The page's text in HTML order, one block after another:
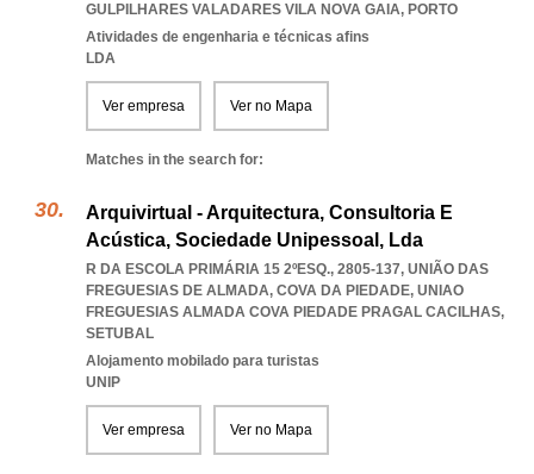
GULPILHARES VALADARES VILA NOVA GAIA, PORTO
Atividades de engenharia e técnicas afins
LDA
Ver empresa Ver no Mapa
Matches in the search for:
Arquivirtual - Arquitectura, Consultoria E
Acústica, Sociedade Unipessoal, Lda
R DA ESCOLA PRIMÁRIA 15 2ºESQ., 2805-137, UNIÃO DAS
FREGUESIAS DE ALMADA, COVA DA PIEDADE, UNIAO
FREGUESIAS ALMADA COVA PIEDADE PRAGAL CACILHAS,
SETUBAL
Alojamento mobilado para turistas
UNIP
Ver empresa Ver no Mapa